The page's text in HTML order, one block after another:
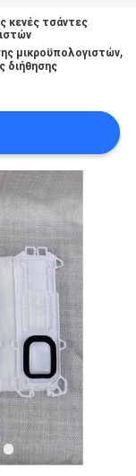
κενές τσάντες
μικροϋπολογιστών,
διήθησης